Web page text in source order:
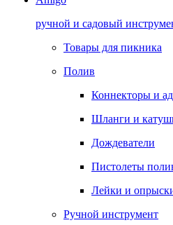
ручной и садовый
Товары для пикника
Полив
Коннекторы и
Шланги и
Дождеватели
Пистолеты
Лейки и
Ручной инструмент